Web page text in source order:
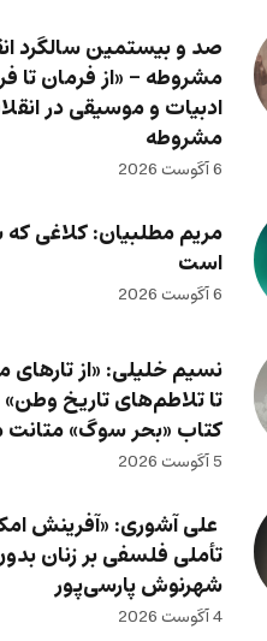
صد و بیستمین سالگرد
مشروطه – «از فرمان تا
ادبیات و موسیقی در
مشروطه
6 آگوست 2026
مریم مطلبیان: کلاغی
است
6 آگوست 2026
نسیم خلیلی: «از تارهای
تا تلاطم‌های تاریخ
کتاب «بحر سوگ»
5 آگوست 2026
علی آشوری: «آفرینش
تأملی فلسفی بر زنان
شهرنوش پارسی‌پور
4 آگوست 2026